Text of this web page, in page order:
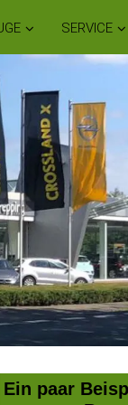
SERVICE
Ein paar